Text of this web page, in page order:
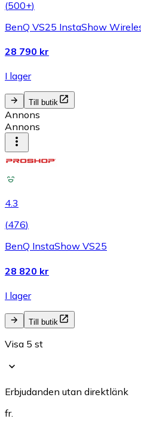
(500+)
BenQ VS25 InstaShow
28 790 kr
I lager
Till butik
Annons
Annons
4.3
(476)
BenQ InstaShow VS25
28 820 kr
I lager
Till butik
Visa 5 st
Erbjudanden utan direktlänk
fr.